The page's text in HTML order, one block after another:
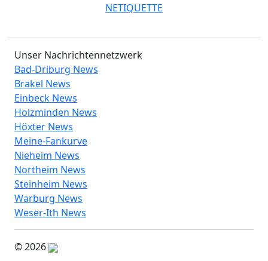
NETIQUETTE
Unser Nachrichtennetzwerk
Bad-Driburg News
Brakel News
Einbeck News
Holzminden News
Höxter News
Meine-Fankurve
Nieheim News
Northeim News
Steinheim News
Warburg News
Weser-Ith News
© 2026